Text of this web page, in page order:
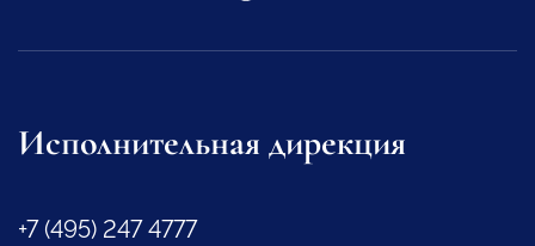
Исполнительная дирекция
+7 (495) 247 4777